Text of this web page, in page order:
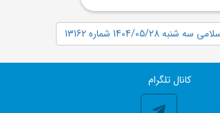
05/28 شماره 13162
کانال تلگرام